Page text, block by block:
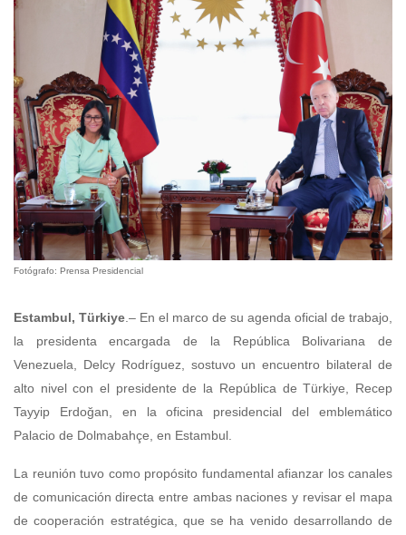
Fotógrafo: Prensa Presidencial
Estambul, Türkiye .– En el marco de su agenda oficial de trabajo,
la presidenta encargada de la República Bolivariana de
Venezuela, Delcy Rodríguez, sostuvo un encuentro bilateral de
alto nivel con el presidente de la República de Türkiye, Recep
Tayyip Erdoğan, en la oficina presidencial del emblemático
Palacio de Dolmabahçe, en Estambul.
La reunión tuvo como propósito fundamental afianzar los canales
de comunicación directa entre ambas naciones y revisar el mapa
de cooperación estratégica, que se ha venido desarrollando de